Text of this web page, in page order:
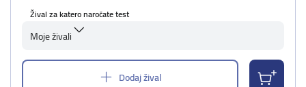
Žival za katero naročate test
Moje živali
Dodaj žival